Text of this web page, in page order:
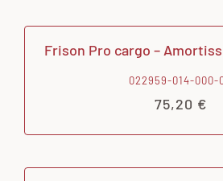
Frison Pro cargo –
022959-014-000-
75,20 €